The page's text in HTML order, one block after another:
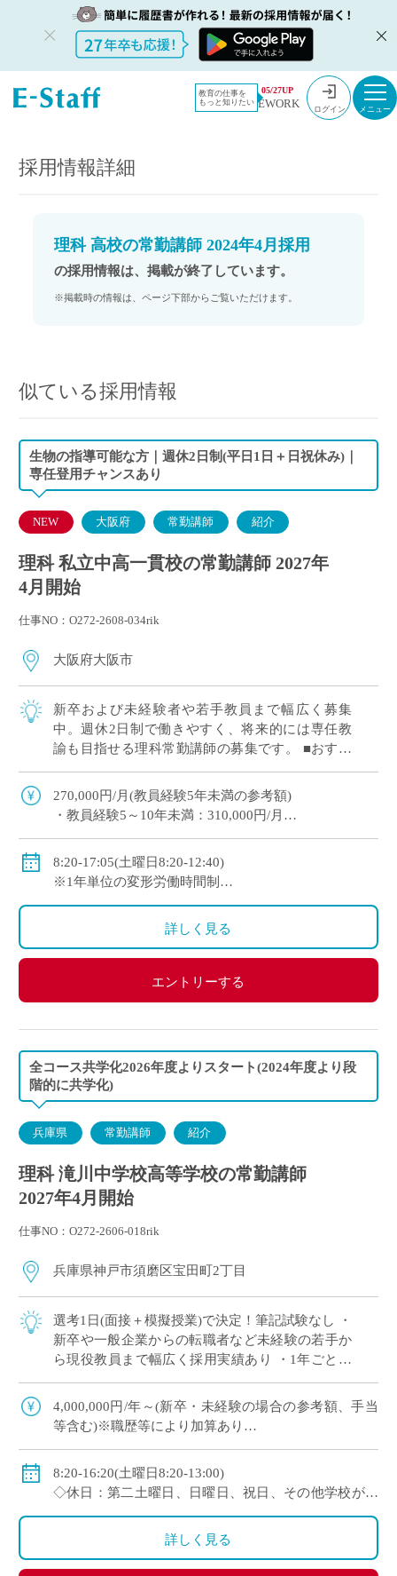
教育の仕事を
もっと知りたい
05/27UP
EWORK ログイン
教員採用情
報のイー・
採用情報
理科 高校の常勤講師 2024年4月採用
採用情報詳細
理科 高校の常勤講師 2024年4月採用
の採用情報は、掲載が終了しています。
※掲載時の情報は、ページ下部からご覧いただけます。
似ている採用情報
生物の指導可能な方｜週休2日制(平日1日＋日祝休み)｜
専任登用チャンスあり
NEW 大阪府 常勤講師 紹介
理科 私立中高一貫校の常勤講師 2027年
4月開始
仕事NO：O272-2608-034rik
大阪府大阪市
新卒および未経験者や若手教員まで幅広く募集
中。週休2日制で働きやすく、将来的には専任教
諭も目指せる理科常勤講師の募集です。 ■おすす
教育への意欲を重視した採用です。 平日1日 […]
270,000円/月(教員経験5年未満の参考額)
・教員経験5～10年未満：310,000円/月
◇手当：各種有
◇賞与：有
8:20-17:05(土曜日8:20-12:40)
※1年単位の変形労働時間制
詳しく見る
エントリーする
全コース共学化2026年度よりスタート(2024年度より段
階的に共学化)
兵庫県 常勤講師 紹介
理科 滝川中学校高等学校の常勤講師
2027年4月開始
仕事NO：O272-2606-018rik
兵庫県神戸市須磨区宝田町2丁目
選考1日(面接＋模擬授業)で決定！筆記試験なし ・
新卒や一般企業からの転職者など未経験の若手か
ら現役教員まで幅広く採用実績あり ・1年ごとに
100年を超える神戸市内の伝統校
4,000,000円/年～(新卒・未経験の場合の参考額、手当
等含む)※職歴等により加算あり
・30歳(教諭・配偶者あり)：約660万円
・40歳(教諭・配偶者及び子２人)：約860万円
・50歳(教諭・配偶者及び子２人)：約940万円
◇賞与：有(過去実績3.55ヶ月分＋30万円)
◇保険：私学共済、雇用保険、労災保険
8:20-16:20(土曜日8:20-13:00)
◇休日：第二土曜日、日曜日、祝日、その他学校が定
詳しく見る